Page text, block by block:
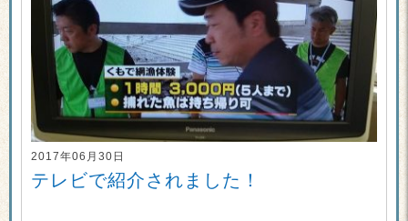
2017年06月30日
テレビで紹介されました！